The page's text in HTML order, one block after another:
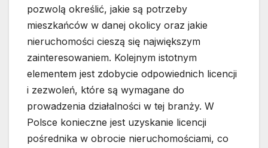
pozwolą określić, jakie są potrzeby
mieszkańców w danej okolicy oraz jakie
nieruchomości cieszą się największym
zainteresowaniem. Kolejnym istotnym
elementem jest zdobycie odpowiednich licencji
i zezwoleń, które są wymagane do
prowadzenia działalności w tej branży. W
Polsce konieczne jest uzyskanie licencji
pośrednika w obrocie nieruchomościami, co